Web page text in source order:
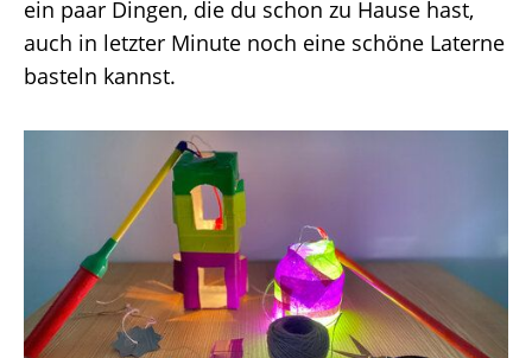
ein paar Dingen, die du schon zu Hause hast,
auch in letzter Minute noch eine schöne Laterne
basteln kannst.